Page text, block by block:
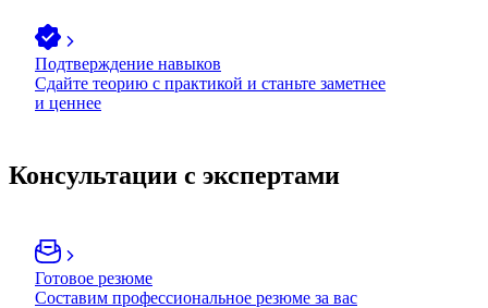
Подтверждение навыков
Сдайте теорию с практикой и станьте заметнее
и ценнее
Консультации с экспертами
Готовое резюме
Составим профессиональное резюме за вас